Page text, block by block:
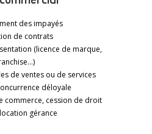
des impayés
de contrats
(licence de marque,
de ventes ou de services
déloyale
commerce, cession de droit
gérance